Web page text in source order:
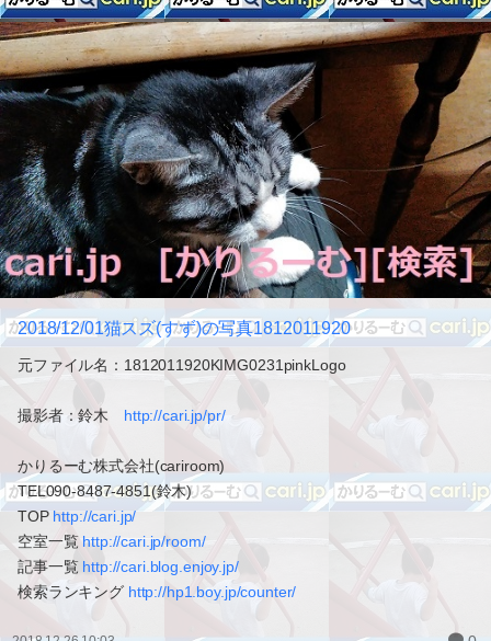
2018/12/01猫スズ(すず)の写真1812011920
元ファイル名：1812011920KIMG0231pinkLogo
撮影者：鈴木 http://cari.jp/pr/
かりるーむ株式会社(cariroom)
TEL090-8487-4851(鈴木)
TOP http://cari.jp/
空室一覧 http://cari.jp/room/
記事一覧 http://cari.blog.enjoy.jp/
検索ランキング http://hp1.boy.jp/counter/